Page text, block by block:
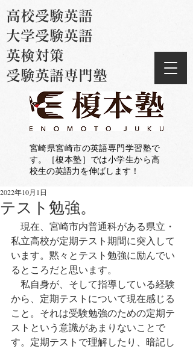
宮崎県宮崎市の英語専門学習塾で
す。［榎本塾］では小学生から高
校生の英語力を伸ばします！
高校受験英語
大学受験英語
英検対策
受験英語専門塾
テスト勉強。
2022年10月1日
現在、宮崎市内普通科がある県立・
私立高校が定期テスト期間に突入して
います。黙々とテスト勉強に励んでい
るところだと思います。
私自身が、そして指導している経験
から、定期テストについて現在感じる
こと。それは受験勉強のための定期テ
ストという意識があまりないことで
す。定期テストで理解したり、暗記し